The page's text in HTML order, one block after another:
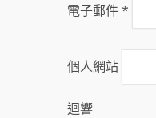
電子郵件*
個人網站
迴響